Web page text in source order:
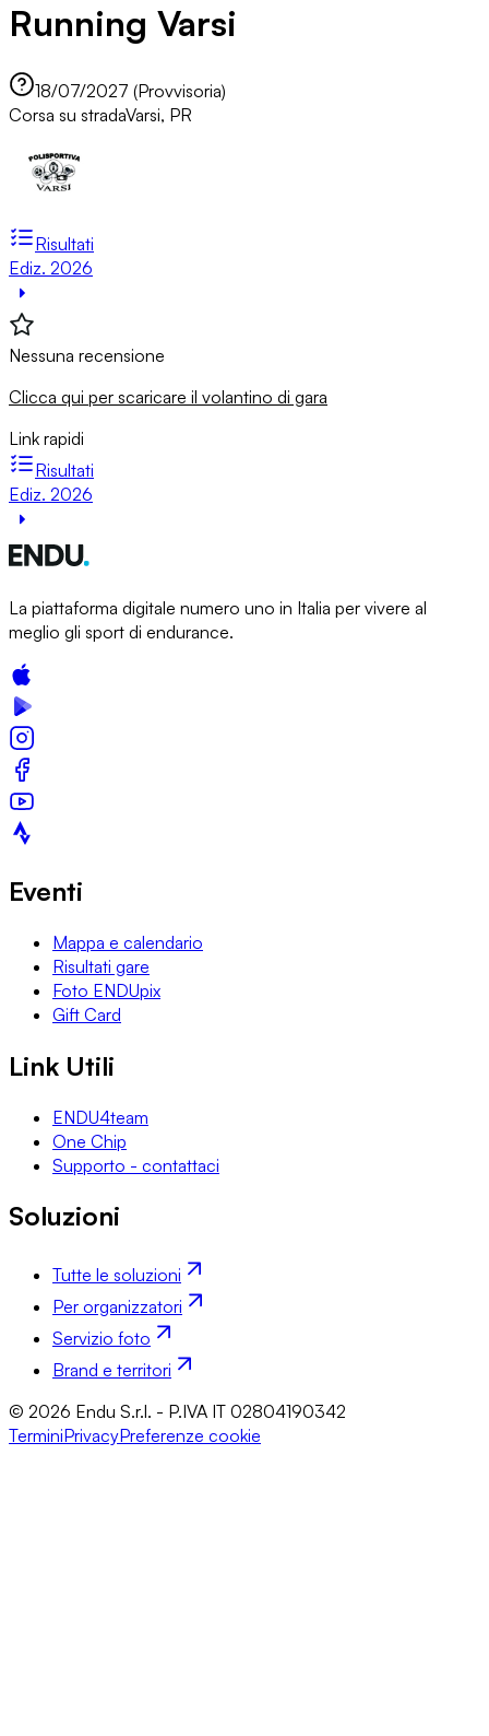
Running Varsi
18/07/2027 (Provvisoria)
Corsa su stradaVarsi, PR
Risultati
Ediz. 2026
Nessuna recensione
Clicca qui per scaricare il volantino di gara
Link rapidi
Risultati
Ediz. 2026
La piattaforma digitale numero uno in Italia per vivere al
meglio gli sport di endurance.
Eventi
Mappa e calendario
Risultati gare
Foto ENDUpix
Gift Card
Link Utili
ENDU4team
One Chip
Supporto - contattaci
Soluzioni
Tutte le soluzioni
Per organizzatori
Servizio foto
Brand e territori
© 2026 Endu S.r.l. - P.IVA IT 02804190342
TerminiPrivacyPreferenze cookie